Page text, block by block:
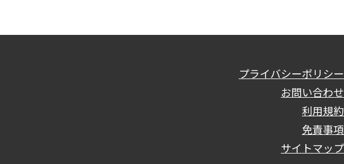
プライバシーポリシー
お問い合わせ
利用規約
免責事項
サイトマップ